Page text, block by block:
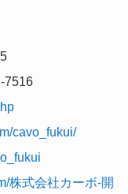
7516
cavo_fukui/
株式会社カーボ-開